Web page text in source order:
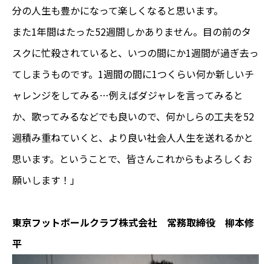
分の人生も豊かになって楽しくなると思います。
また1年間はたった52週間しかありません。目の前のタ
スクに忙殺されていると、いつの間にか1週間が過ぎ去っ
てしまうものです。1週間の間に1つくらい何か新しいチ
ャレンジをしてみる…例えばダジャレを言ってみると
か、歌ってみるなどでも良いので、何かしらの工夫を52
週積み重ねていくと、より良い社会人人生を送れるかと
思います。ということで、皆さんこれからもよろしくお
願いします！」
東京フットボールクラブ株式会社 常務取締役 柳本修
平